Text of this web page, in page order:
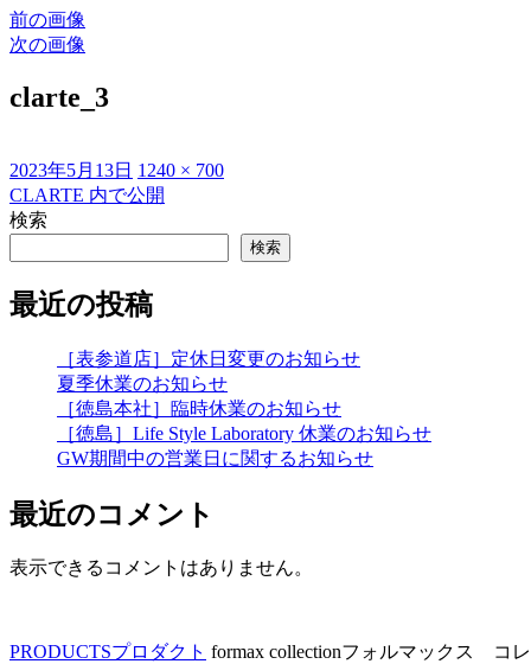
前の画像
次の画像
clarte_3
投
稿
日:
2023年5月13日 フ
ル
ズ
1240 × 700
投
稿
ビ
ン
CLARTE 内で公開
検索
検索
最近の投稿
［表参道店］定休日変更のお知らせ
夏季休業のお知らせ
［徳島本社］臨時休業のお知らせ
［徳島］Life Style Laboratory 休業のお知らせ
GW期間中の営業日に関するお知らせ
最近のコメント
表示できるコメントはありません。
PRODUCTSプロダクト formax collectionフォルマックス コ